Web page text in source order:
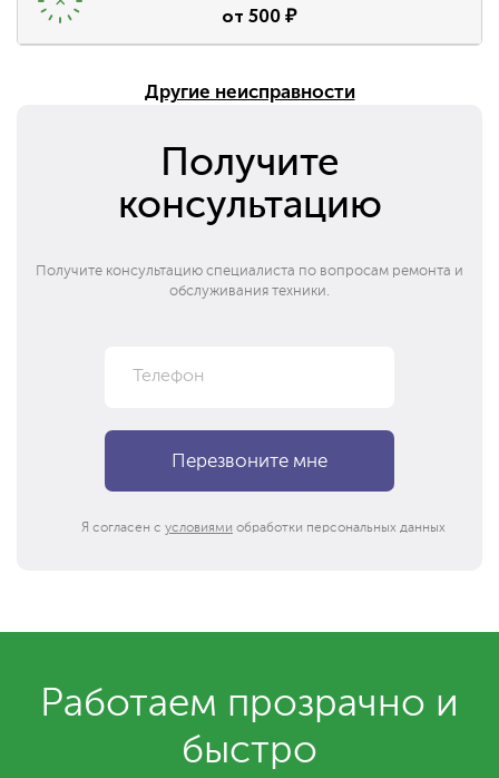
от500₽
Другие неисправности
Получите
консультацию
Получите консультацию специалиста по вопросам ремонта и
обслуживания техники.
Я согласен с условиями обработки персональных данных
Работаем прозрачно и
быстро